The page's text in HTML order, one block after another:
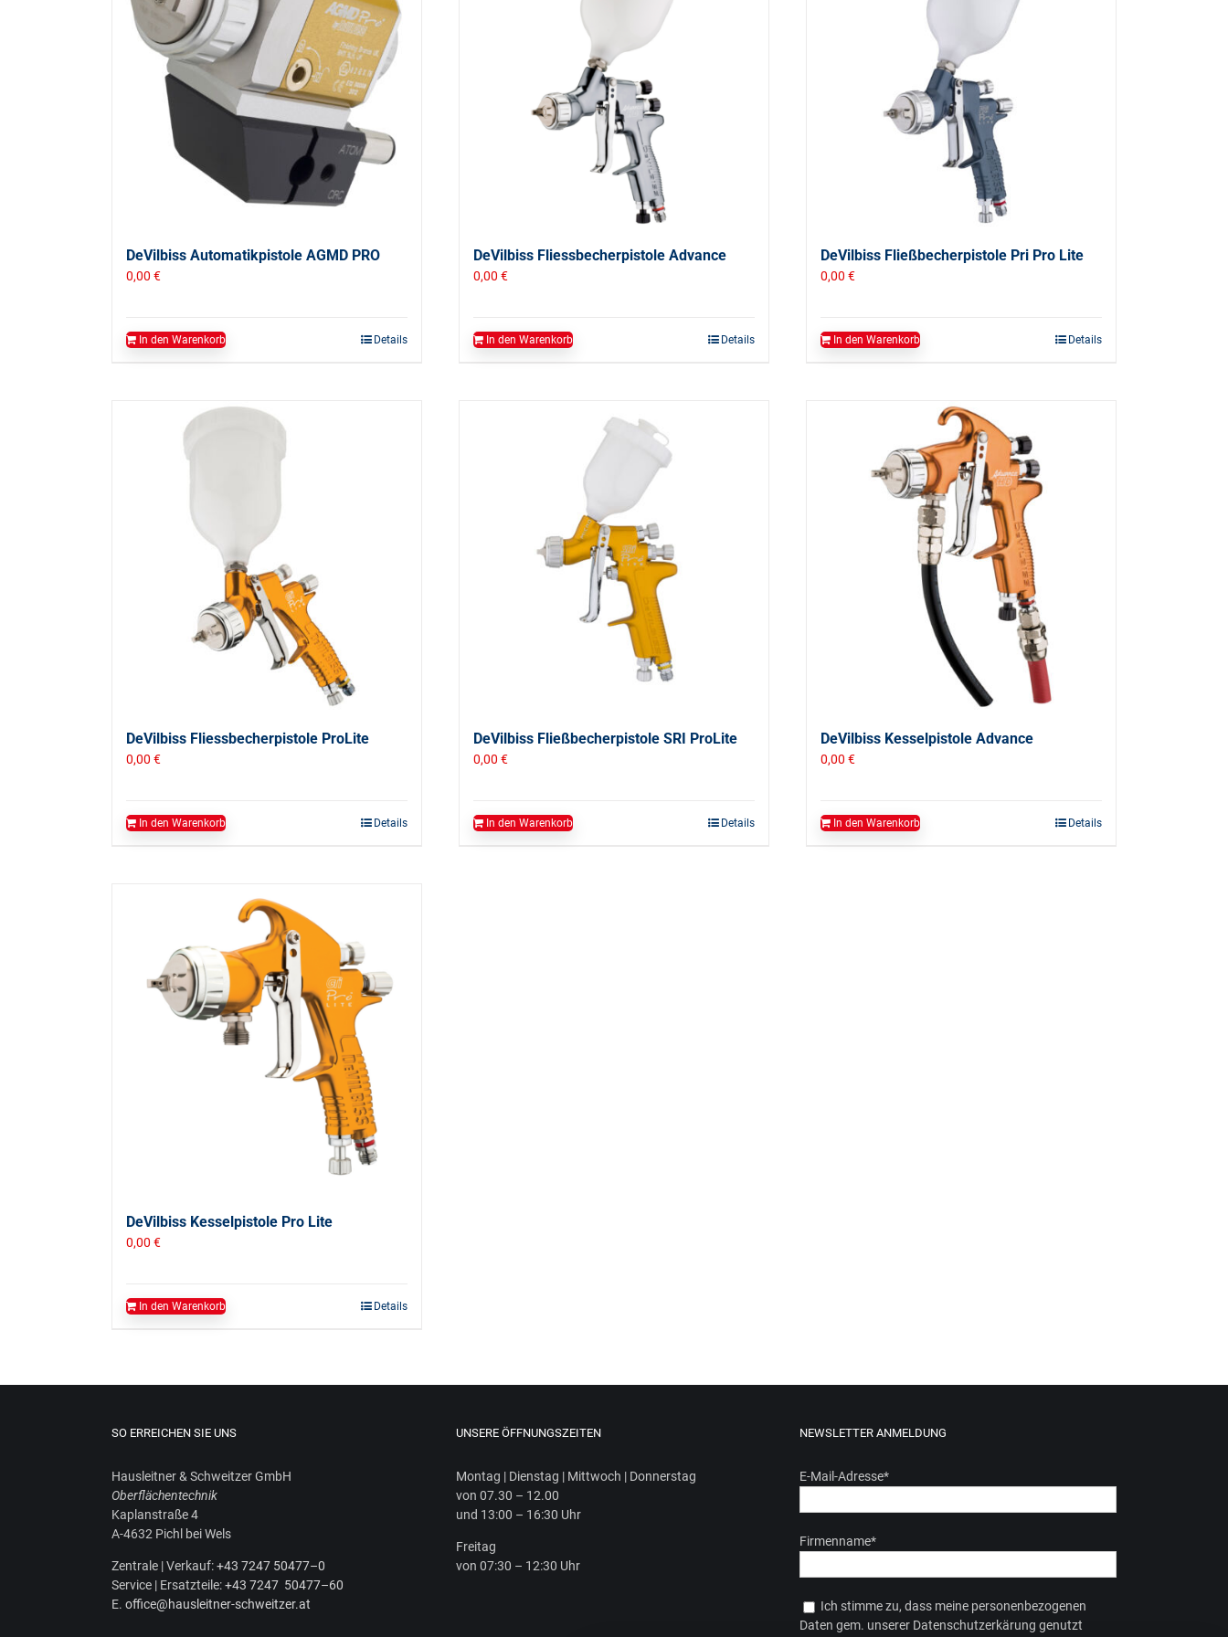
DeVilbiss Automatikpistole AGMD PRO
0,00 €
In den Warenkorb Details
DeVilbiss Fliessbecherpistole Advance
0,00 €
In den Warenkorb Details
DeVilbiss Fließbecherpistole Pri Pro Lite
0,00 €
In den Warenkorb Details
DeVilbiss Fliessbecherpistole ProLite
0,00 €
In den Warenkorb Details
DeVilbiss Fließbecherpistole SRI ProLite
0,00 €
In den Warenkorb Details
DeVilbiss Kesselpistole Advance
0,00 €
In den Warenkorb Details
DeVilbiss Kesselpistole Pro Lite
0,00 €
In den Warenkorb Details
SO ERREICHEN SIE UNS
Haus­leit­ner & Schweit­zer GmbH
Ober­flä­chen­tech­nik
Kaplan­stra­ße 4
A‑4632 Pichl bei Wels
Zen­tra­le | Ver­kauf:+43 7247 50477–0
Ser­vice | Ersatz­tei­le:+43 7247 50477–60
E. office@hausleitner-schweitzer.at
UNSERE ÖFFNUNGSZEITEN
Mon­tag | Diens­tag | Mitt­woch | Donnerstag
von 07.30 – 12.00
und 13:00 – 16:30 Uhr
Frei­tag
von 07:30 – 12:30 Uhr
NEWSLETTER ANMELDUNG
E-Mail-Adresse*
Firmenname*
Ich stimme zu, dass meine personenbezogenen
Daten gem. unserer Datenschutzerkärung genutzt